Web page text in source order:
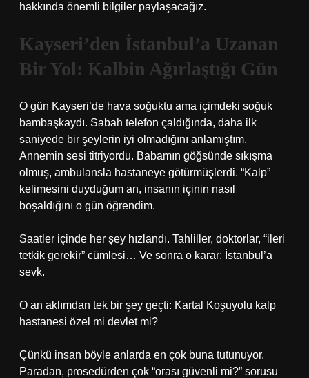
hakkında önemli bilgiler paylaşacağız.
Kayseri’den İstanbul’a Uzanan
Bir Yol: Kalbin Ağırlaştığı Gün
O gün Kayseri’de hava soğuktu ama içimdeki soğuk
bambaşkaydı. Sabah telefon çaldığında, daha ilk
saniyede bir şeylerin iyi olmadığını anlamıştım.
Annemin sesi titriyordu. Babamın göğsünde sıkışma
olmuş, ambulansla hastaneye götürmüşlerdi. “Kalp”
kelimesini duyduğum an, insanın içinin nasıl
boşaldığını o gün öğrendim.
Saatler içinde her şey hızlandı. Tahliller, doktorlar, “ileri
tetkik gerekir” cümlesi… Ve sonra o karar: İstanbul’a
sevk.
O an aklımdan tek bir şey geçti: Kartal Koşuyolu kalp
hastanesi özel mi devlet mi?
Çünkü insan böyle anlarda en çok buna tutunuyor.
Paradan, prosedürden çok “orası güvenli mi?” sorusu